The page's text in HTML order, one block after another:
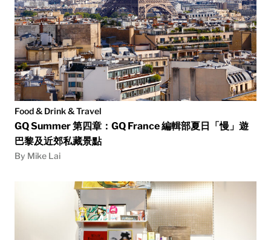
Food & Drink & Travel
GQ Summer 第四章：GQ France 編輯部夏日「慢」遊
巴黎及近郊私藏景點
By Mike Lai